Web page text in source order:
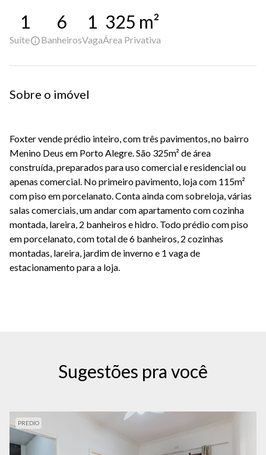
1
Suíte
6
Banheiros
1
Vaga
325 m²
Área Privativa
Sobre o imóvel
Foxter vende prédio inteiro, com três pavimentos, no bairro
Menino Deus em Porto Alegre. São 325m² de área
construída, preparados para uso comercial e residencial ou
apenas comercial. No primeiro pavimento, loja com 115m²
com piso em porcelanato. Conta ainda com sobreloja, várias
salas comerciais, um andar com apartamento com cozinha
montada, lareira, 2 banheiros e hidro. Todo prédio com piso
em porcelanato, com total de 6 banheiros, 2 cozinhas
montadas, lareira, jardim de inverno e 1 vaga de
estacionamento para a loja.
Sugestões pra você
PREDIO